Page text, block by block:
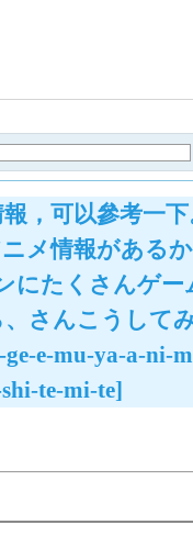
報，可以參考一
メ情報がある
たくさんゲー
さんこうして
e-mu-ya-a-ni-
te-mi-te]